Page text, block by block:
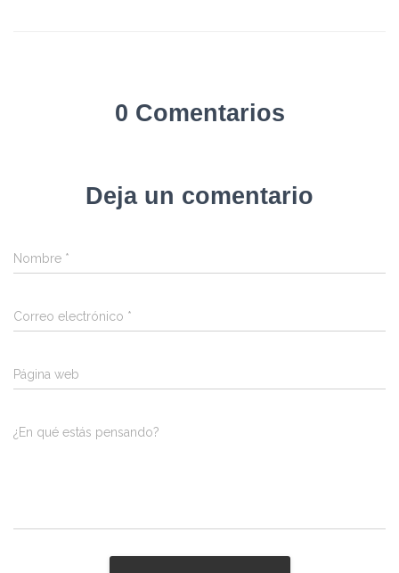
0 Comentarios
Deja un comentario
Nombre *
Correo electrónico *
Página web
¿En qué estás pensando?